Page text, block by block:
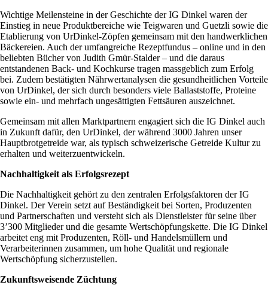
Wichtige Meilensteine in der Geschichte der IG Dinkel waren der
Einstieg in neue Produktbereiche wie Teigwaren und Guetzli sowie die
Etablierung von UrDinkel-Zöpfen gemeinsam mit den handwerklichen
Bäckereien. Auch der umfangreiche Rezeptfundus – online und in den
beliebten Bücher von Judith Gmür-Stalder – und die daraus
entstandenen Back- und Kochkurse tragen massgeblich zum Erfolg
bei. Zudem bestätigten Nährwertanalysen die gesundheitlichen Vorteile
von UrDinkel, der sich durch besonders viele Ballaststoffe, Proteine
sowie ein- und mehrfach ungesättigten Fettsäuren auszeichnet.
Gemeinsam mit allen Marktpartnern engagiert sich die IG Dinkel auch
in Zukunft dafür, den UrDinkel, der während 3000 Jahren unser
Hauptbrotgetreide war, als typisch schweizerische Getreide Kultur zu
erhalten und weiterzuentwickeln.
Nachhaltigkeit als Erfolgsrezept
Die Nachhaltigkeit gehört zu den zentralen Erfolgsfaktoren der IG
Dinkel. Der Verein setzt auf Beständigkeit bei Sorten, Produzenten
und Partnerschaften und versteht sich als Dienstleister für seine über
3’300 Mitglieder und die gesamte Wertschöpfungskette. Die IG Dinkel
arbeitet eng mit Produzenten, Röll- und Handelsmüllern und
Verarbeiterinnen zusammen, um hohe Qualität und regionale
Wertschöpfung sicherzustellen.
Zukunftsweisende Züchtung